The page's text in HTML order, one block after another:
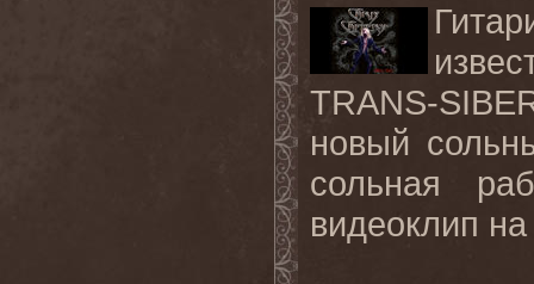
TRANS-
новый
сольная
видеоклип на